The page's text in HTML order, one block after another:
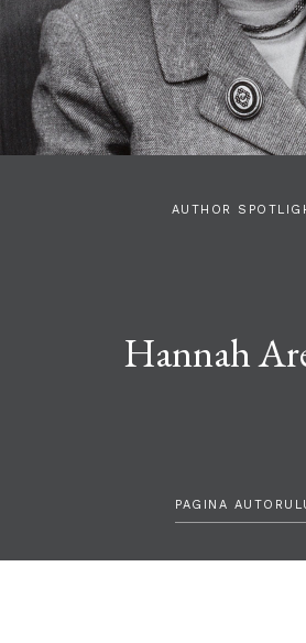
AUTHOR
Hannah
PAGINA